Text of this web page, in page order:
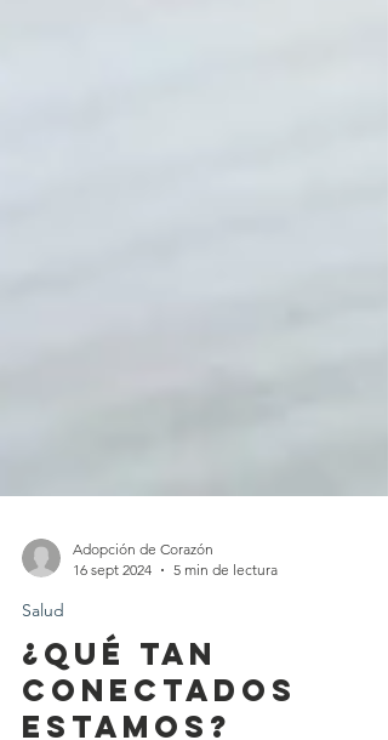
Adopción de Corazón
16 sept 2024
5 min de lectura
Salud